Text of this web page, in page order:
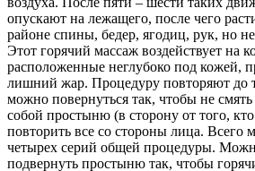
опускают на лежащего, после чего
районе спины, бедер, ягодиц, рук, но
Этот горячий массаж воздействует
расположенные неглубоко под кожей,
лишний жар. Процедуру повторяют до
можно повернуться так, чтобы не
собой простыню (в сторону от того,
повторить все со стороны лица. Всего
четырех серий общей процедуры.
подвернуть простыню так, чтобы